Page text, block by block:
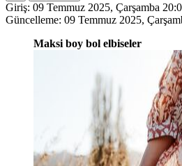
Giriş: 09 Temmuz 2025, Çarşamba
Güncelleme: 09 Temmuz 2025,
Maksi boy bol elbiseler